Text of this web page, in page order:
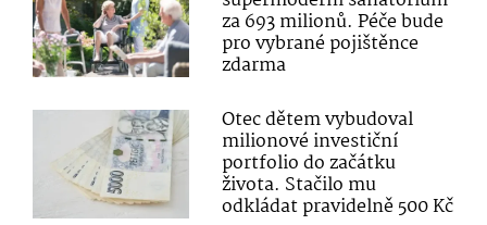
za 693 milionů. Péče bude
pro vybrané pojištěnce
zdarma
Otec dětem vybudoval
milionové investiční
portfolio do začátku
života. Stačilo mu
odkládat pravidelně 500 Kč